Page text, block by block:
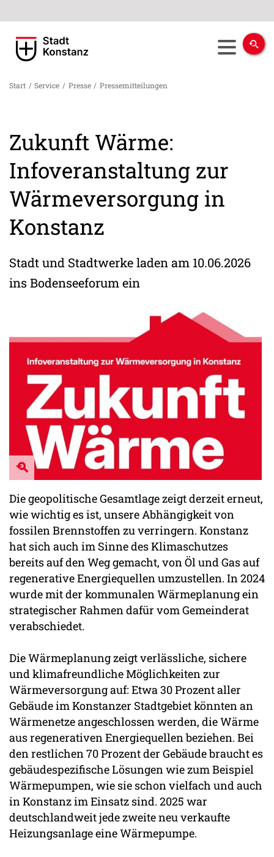
Start / Service / Presse / Pressemitteilungen
Zukunft Wärme:
Infoveranstaltung zur
Wärmeversorgung in
Konstanz
Stadt und Stadtwerke laden am 10.06.2026
ins Bodenseeforum ein
Die geopolitische Gesamtlage zeigt derzeit erneut,
wie wichtig es ist, unsere Abhängigkeit von
fossilen Brennstoffen zu verringern. Konstanz
hat sich auch im Sinne des Klimaschutzes
bereits auf den Weg gemacht, von Öl und Gas auf
regenerative Energiequellen umzustellen. In 2024
wurde mit der kommunalen Wärmeplanung ein
strategischer Rahmen dafür vom Gemeinderat
verabschiedet.
Die Wärmeplanung zeigt verlässliche, sichere
und klimafreundliche Möglichkeiten zur
Wärmeversorgung auf: Etwa 30 Prozent aller
Gebäude im Konstanzer Stadtgebiet könnten an
Wärmenetze angeschlossen werden, die Wärme
aus regenerativen Energiequellen beziehen. Bei
den restlichen 70 Prozent der Gebäude braucht es
gebäudespezifische Lösungen wie zum Beispiel
Wärmepumpen, wie sie schon vielfach und auch
in Konstanz im Einsatz sind. 2025 war
deutschlandweit jede zweite neu verkaufte
Heizungsanlage eine Wärmepumpe.